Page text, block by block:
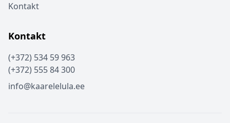
Kontakt
Kontakt
(+372) 534 59 963
(+372) 555 84 300
info@kaarelelula.ee